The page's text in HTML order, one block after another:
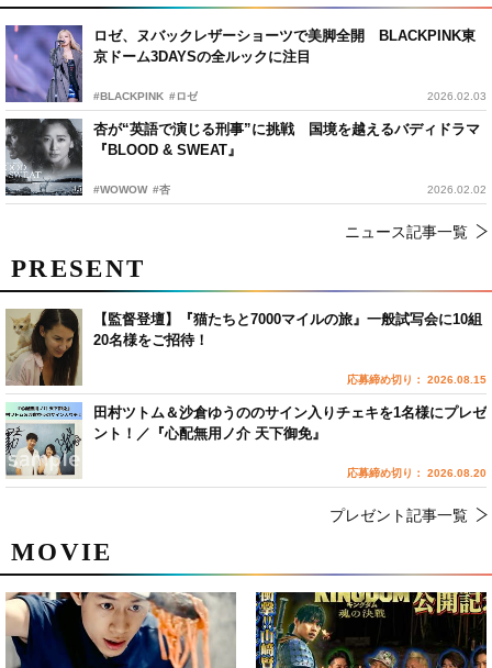
ロゼ、ヌバックレザーショーツで美脚全開 BLACKPINK東
京ドーム3DAYSの全ルックに注目
#BLACKPINK #ロゼ 2026.02.03
杏が“英語で演じる刑事”に挑戦 国境を越えるバディドラマ
『BLOOD & SWEAT』
#WOWOW #杏 2026.02.02
ニュース記事一覧
MOVIE
PRESENT
【監督登壇】『猫たちと7000マイルの旅』一般試写会に10組
20名様をご招待！
応募締め切り： 2026.08.15
田村ツトム＆沙倉ゆうののサイン入りチェキを1名様にプレゼ
ント！／『心配無用ノ介 天下御免』
応募締め切り： 2026.08.20
プレゼント記事一覧